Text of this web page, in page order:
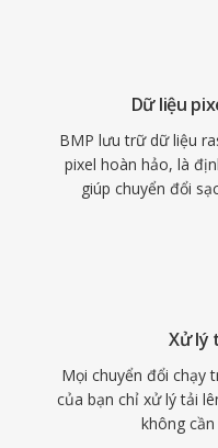
Dữ liệu
BMP lưu trữ dữ liệu
pixel hoàn hảo, là
giúp chuyển đổi
Xử lý
Mọi chuyển đổi chạy
của bạn chỉ xử lý tải
không